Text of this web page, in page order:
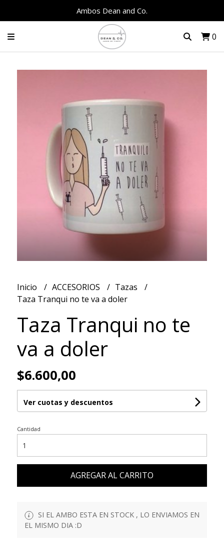
Ambos Dean and Co.
0
Inicio ACCESORIOS
Tazas
Taza Tranqui no te va a doler
Taza Tranqui no te
va a doler
$6.600,00
Ver cuotas y descuentos
Cantidad
AGREGAR AL CARRITO
SI EL AMBO ESTA EN STOCK , LO ENVIAMOS EN
EL MISMO DIA :D